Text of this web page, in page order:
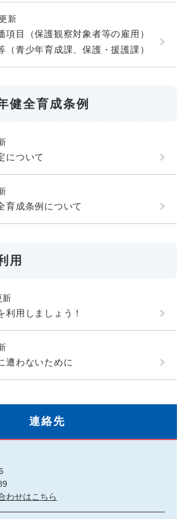
新
項目（保護観察対象者等の雇用）
（青少年育成課、保護・援護課）
健全育成条例
について
育成条例について
用
新
利用しましょう！
遭わないために
連絡先
わせはこちら